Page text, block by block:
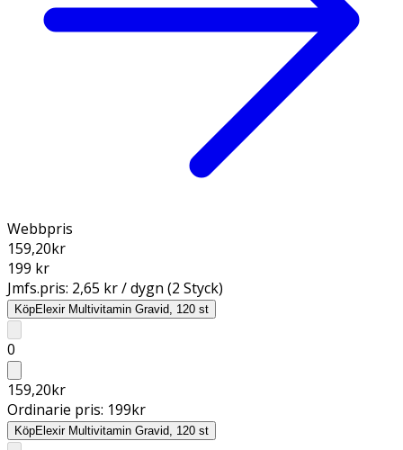
Webbpris
159,20kr
199 kr
Jmfs.pris: 2,65 kr / dygn (2 Styck)
KöpElexir Multivitamin Gravid, 120 st
0
159,20kr
Ordinarie pris: 199kr
KöpElexir Multivitamin Gravid, 120 st